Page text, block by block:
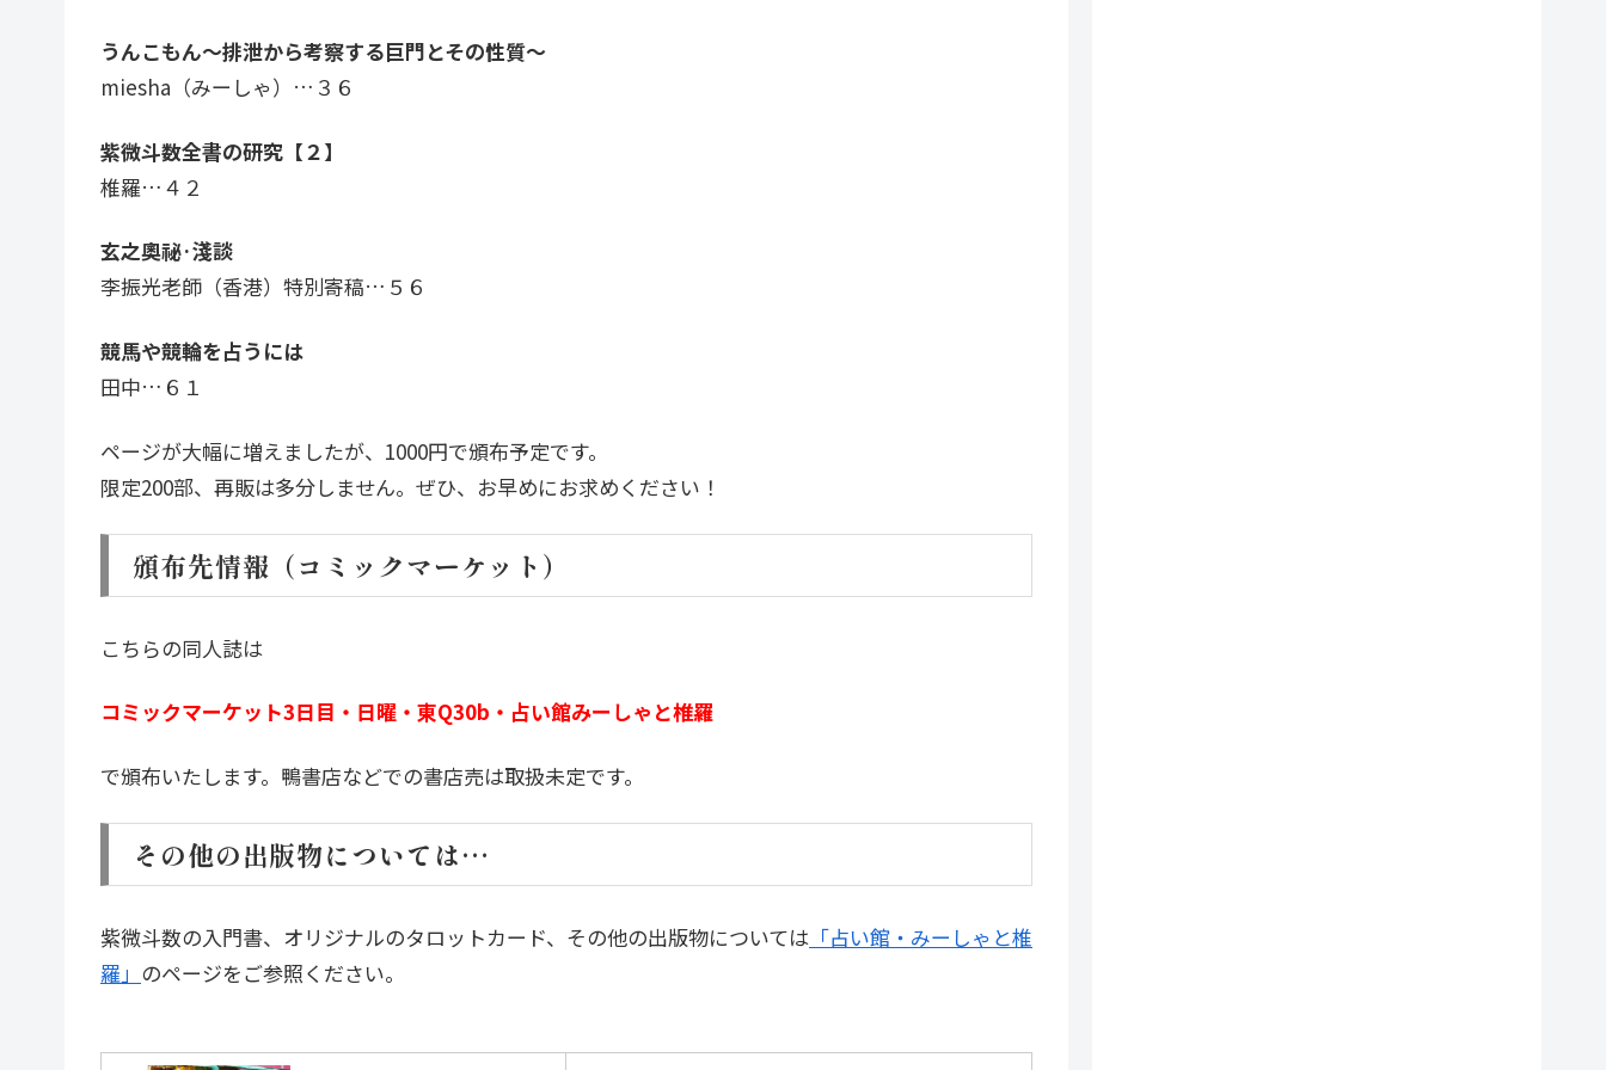
うんこもん〜排泄から考察する巨門とその性質〜
miesha（みーしゃ）…３６
紫微斗数全書の研究【２】
椎羅…４２
玄之奧祕·淺談
李振光老師（香港）特別寄稿…５６
競馬や競輪を占うには
田中…６１
ページが大幅に増えましたが、1000円で頒布予定です。
限定200部、再販は多分しません。ぜひ、お早めにお求めください！
頒布先情報（コミックマーケット）
こちらの同人誌は
コミックマーケット3日目・日曜・東Q30b・占い館みーしゃと椎羅
で頒布いたします。鴨書店などでの書店売は取扱未定です。
その他の出版物については…
紫微斗数の入門書、オリジナルのタロットカード、その他の出版物については 「占い館・みーしゃと椎
羅」 のページをご参照ください。